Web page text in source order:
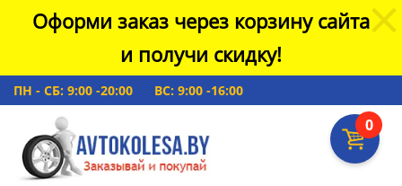
Оформи заказ через корзину сайта
и получи скидку!
ПН - СБ: 9:00 -20:00 ВС: 9:00 -16:00
0